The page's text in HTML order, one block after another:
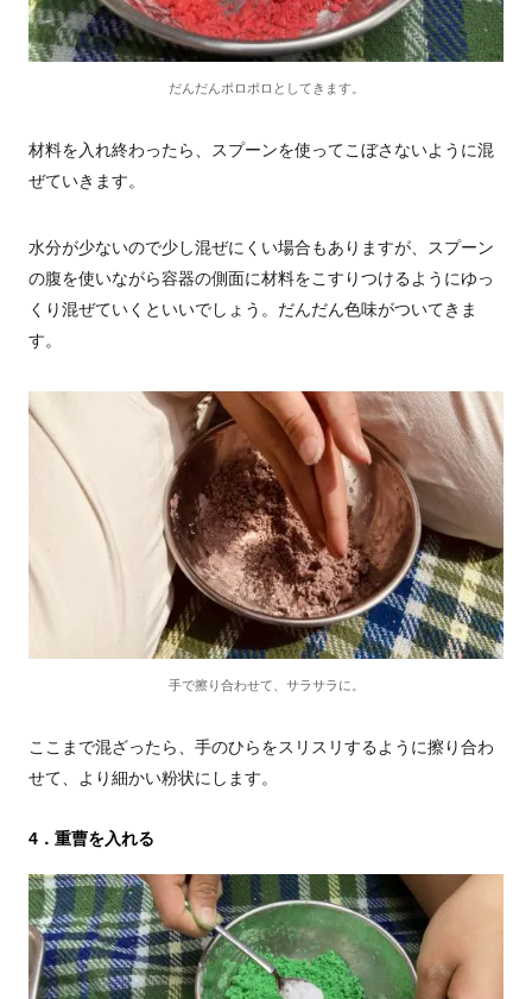
だんだんポロポロとしてきます。
材料を入れ終わったら、スプーンを使ってこぼさないように混
ぜていきます。
水分が少ないので少し混ぜにくい場合もありますが、スプーン
の腹を使いながら容器の側面に材料をこすりつけるようにゆっ
くり混ぜていくといいでしょう。だんだん色味がついてきま
す。
手で擦り合わせて、サラサラに。
ここまで混ざったら、手のひらをスリスリするように擦り合わ
せて、より細かい粉状にします。
4．重曹を入れる